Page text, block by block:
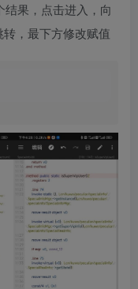
果，点击进入，向
转，最下方修改赋值